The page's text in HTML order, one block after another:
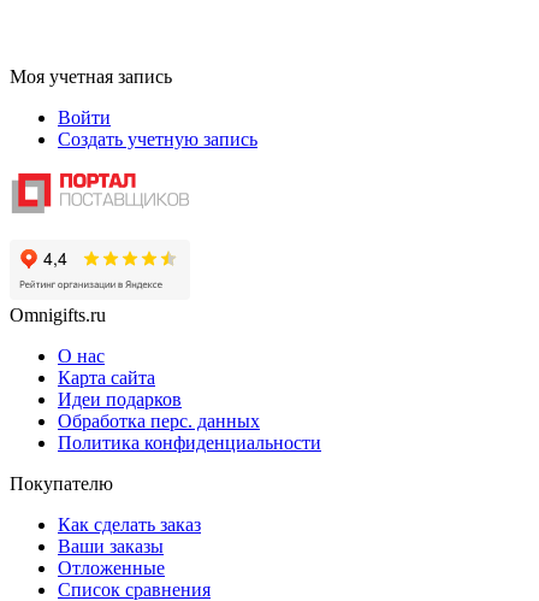
Моя учетная запись
Войти
Создать учетную запись
Omnigifts.ru
О нас
Карта сайта
Идеи подарков
Обработка перс. данных
Политика конфиденциальности
Покупателю
Как сделать заказ
Ваши заказы
Отложенные
Список сравнения